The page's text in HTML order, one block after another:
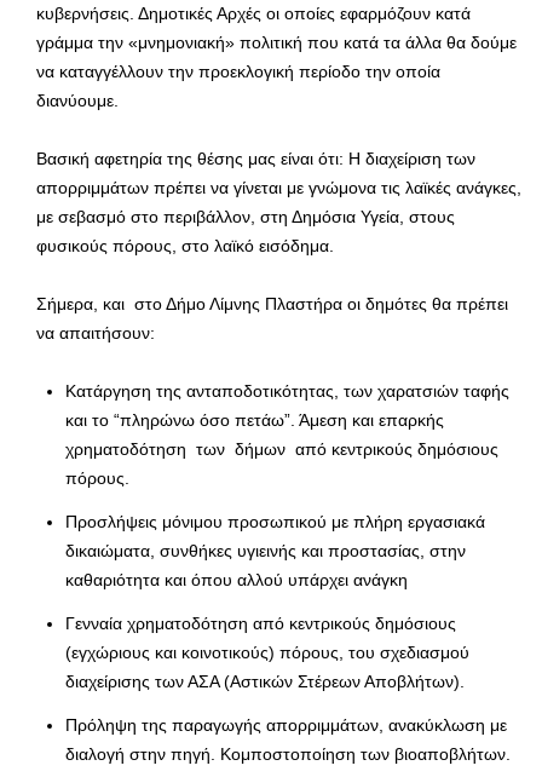
κυβερνήσεις. Δημοτικές Αρχές οι οποίες εφαρμόζουν κατά
γράμμα την «μνημονιακή» πολιτική που κατά τα άλλα θα δούμε
να καταγγέλλουν την προεκλογική περίοδο την οποία
διανύουμε.
Βασική αφετηρία της θέσης μας είναι ότι: Η διαχείριση των
απορριμμάτων πρέπει να γίνεται με γνώμονα τις λαϊκές ανάγκες,
με σεβασμό στο περιβάλλον, στη Δημόσια Υγεία, στους
φυσικούς πόρους, στο λαϊκό εισόδημα.
Σήμερα, και στο Δήμο Λίμνης Πλαστήρα οι δημότες θα πρέπει
να απαιτήσουν:
Κατάργηση της ανταποδοτικότητας, των χαρατσιών ταφής
και το “πληρώνω όσο πετάω”. Άμεση και επαρκής
χρηματοδότηση των δήμων από κεντρικούς δημόσιους
πόρους.
Προσλήψεις μόνιμου προσωπικού με πλήρη εργασιακά
δικαιώματα, συνθήκες υγιεινής και προστασίας, στην
καθαριότητα και όπου αλλού υπάρχει ανάγκη
Γενναία χρηματοδότηση από κεντρικούς δημόσιους
(εγχώριους και κοινοτικούς) πόρους, του σχεδιασμού
διαχείρισης των ΑΣΑ (Αστικών Στέρεων Αποβλήτων).
Πρόληψη της παραγωγής απορριμμάτων, ανακύκλωση με
διαλογή στην πηγή. Κομποστοποίηση των βιοαποβλήτων.